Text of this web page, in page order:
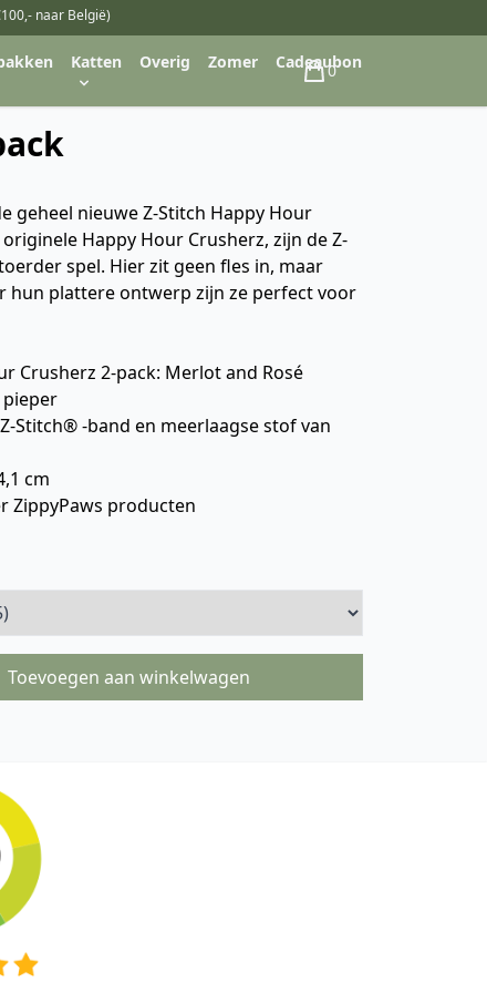
naar België)
Katten Overig Zomer Cadeaubon
Winkelwagen
0
geheel nieuwe Z-Stitch Happy Hour
Happy Hour Crusherz, zijn de Z-
spel. Hier zit geen fles in, maar
hun plattere ontwerp zijn ze perfect voor
Crusherz 2-pack: Merlot and Rosé
Stitch® -band en meerlaagse stof van
cm
ZippyPaws producten
Toevoegen aan winkelwagen